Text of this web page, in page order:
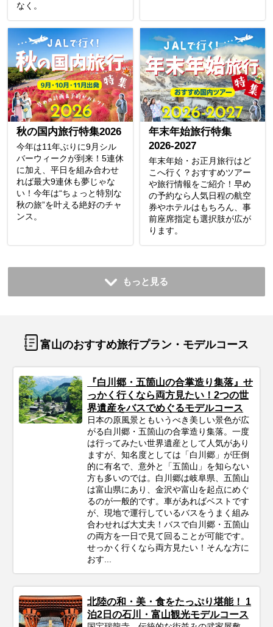
なく。
秋の国内旅行特集2026
今年は11年ぶりに9月シル
バーウィークが到来！5連休
に加え、平日を組み合わせ
れば最大9連休も夢じゃな
い！今年は“ちょっと特別な
秋の旅”を叶える絶好のチャ
ンス。
年末年始旅行特集
2026-2027
年末年始・お正月旅行はど
こへ行く？おすすめツアー
や旅行情報をご紹介！早め
の予約なら人気日程の航空
券やホテルはもちろん、事
前座席指定も選択肢が広が
ります。
もっと見る
富山のおすすめ旅行プラン・モデルコース
『白川郷・五箇山の合掌造り集落』せ
っかく行くなら両方見たい！2つの世
界遺産をバスでめぐるモデルコース
日本の原風景ともいうべき美しい景色が広
がる白川郷・五箇山の合掌造り集落。一度
は行ってみたい世界遺産として人気があり
ますが、知名度としては「白川郷」が圧倒
的に有名で、意外と「五箇山」を知らない
方も多いのでは。白川郷は岐阜県、五箇山
は富山県にあり、金沢や富山を起点にめぐ
るのが一般的です。車があればベストです
が、現地で運行しているバスをうまく組み
合わせれば大丈夫！バスで白川郷・五箇山
の両方を一日で見て回ることが可能です。
せっかく行くなら両方見たい！そんな方に
おす...
北陸の和・美・食をたっぷり堪能！ 1
泊2日の石川・富山観光モデルコース